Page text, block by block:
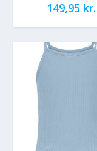
149,95 kr.